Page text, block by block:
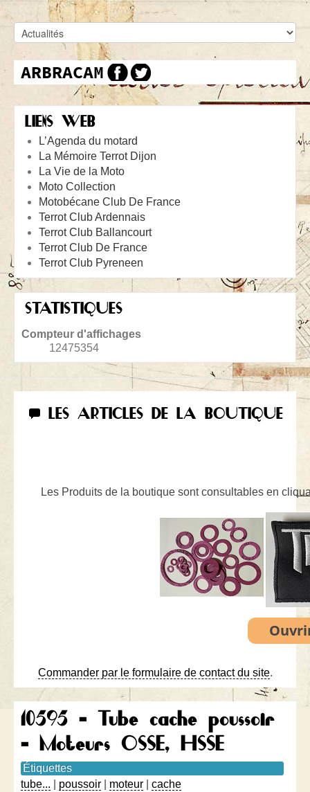
LIENS WEB
L’Agenda du motard
La Mémoire Terrot Dijon
La Vie de la Moto
Moto Collection
Motobécane Club De France
Terrot Club Ardennais
Terrot Club Ballancourt
Terrot Club De France
Terrot Club Pyreneen
STATISTIQUES
Compteur d'affichages
12475354
LES ARTICLES DE LA BOUTIQUE
Les Produits de la boutique sont consultables en
Commander par le formulaire de contact du site.
10595 - Tube cache poussoir
- Moteurs OSSE, HSSE
Étiquettes
tube...
poussoir moteur cache